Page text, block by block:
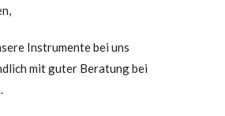
Instrumente bei uns
mit guter Beratung bei